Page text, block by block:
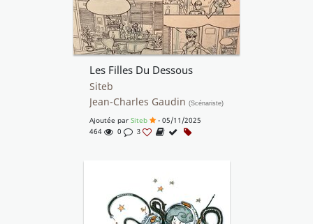
Les Filles Du Dessous
Siteb
Jean-Charles Gaudin (Scénariste)
Ajoutée par Siteb
- 05/11/2025
464
0 3